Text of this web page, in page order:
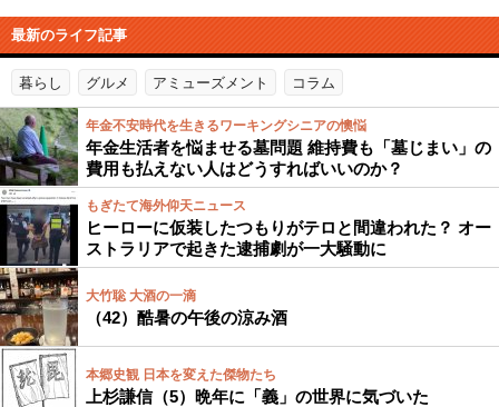
最新のライフ記事
暮らし グルメ アミューズメント コラム
年金不安時代を生きるワーキングシニアの懊悩
年金生活者を悩ませる墓問題 維持費も「墓じまい」の
費用も払えない人はどうすればいいのか？
もぎたて海外仰天ニュース
ヒーローに仮装したつもりがテロと間違われた？ オー
ストラリアで起きた逮捕劇が一大騒動に
大竹聡 大酒の一滴
（42）酷暑の午後の涼み酒
本郷史観 日本を変えた傑物たち
上杉謙信（5）晩年に「義」の世界に気づいた